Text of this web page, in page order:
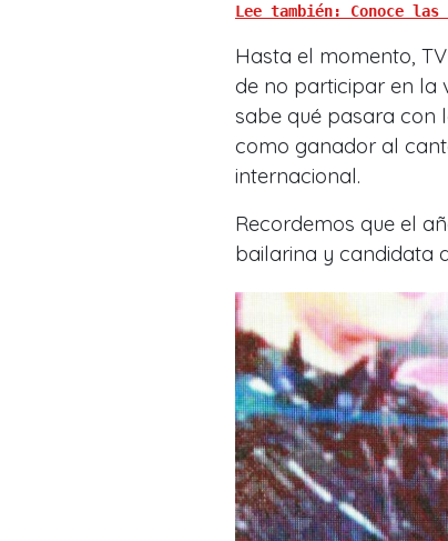
Lee también: Conoce
Hasta el momento,
de no participar en la
sabe qué pasara con
como ganador al
internacional.
Recordemos que el
bailarina y candidata